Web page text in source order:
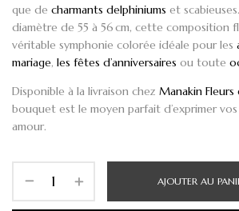
que de charmants delphiniums et scabieuses
diamètre de 55 à 56 cm, cette composition
véritable symphonie colorée idéale pour les
mariage, les fêtes d’anniversaires ou toute
Disponible à la livraison chez Manakin
bouquet est le moyen parfait d’exprimer
amour.
AJOUTER AU